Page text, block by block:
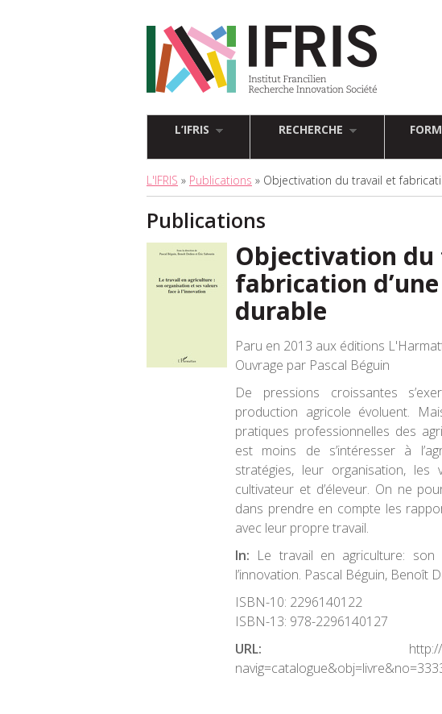
L’IFRIS RECHERCHE
L'IFRIS » Publications » Objectivation du travail et
Publications
Objectivation
fabrication
durable
Paru en 2013 aux éditions
Ouvrage par Pascal Béguin
De pressions croissantes
production agricole évoluent.
pratiques professionnelles des
est moins de s’intéresser à
stratégies, leur organisation,
cultivateur et d’éleveur. On ne
dans prendre en compte les
avec leur propre travail.
In: Le travail en agriculture:
l’innovation. Pascal Béguin, Benoît
ISBN-10: 2296140122
ISBN-13: 978-2296140127
URL: http://